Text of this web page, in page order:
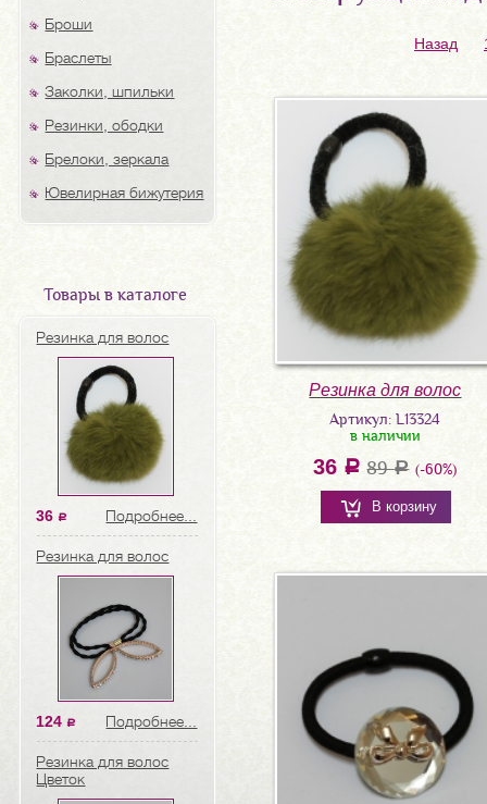
Назад
Резинка для волос
Артикул: L13324
в наличии
36 a 89a (-60%)
В корзину
Броши
Браслеты
Заколки, шпильки
Резинки, ободки
Брелоки, зеркала
Ювелирная бижутерия
Товары в каталоге
Резинка для волос
36a Подробнее...
Резинка для волос
124a Подробнее...
Резинка для волос
Цветок